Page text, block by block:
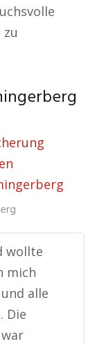
wollte
mich
alle
Die